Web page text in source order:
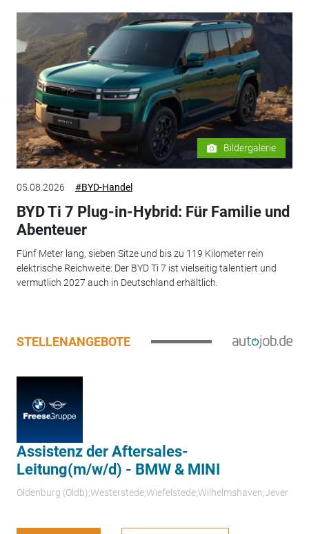
Bildergalerie
05.08.2026 #BYD-Handel
BYD Ti 7 Plug-in-Hybrid: Für Familie und
Abenteuer
Fünf Meter lang, sieben Sitze und bis zu 119 Kilometer rein
elektrische Reichweite: Der BYD Ti 7 ist vielseitig talentiert und
vermutlich 2027 auch in Deutschland erhältlich.
STELLENANGEBOTE
Assistenz der Aftersales-
Leitung(m/w/d) - BMW & MINI
Oldenburg (Oldb);Westerstede;Wiefelstede;Wilhelmshaven;Jever